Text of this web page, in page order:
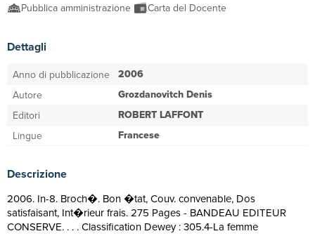
Pubblica amministrazione
Carta del Docente
Dettagli
Anno di pubblicazione 2006
Autore Grozdanovitch Denis
Editori ROBERT LAFFONT
Lingue Francese
Descrizione
2006. In-8. Broch�. Bon �tat, Couv. convenable, Dos
satisfaisant, Int�rieur frais. 275 Pages - BANDEAU EDITEUR
CONSERVE. . . . Classification Dewey : 305.4-La femme